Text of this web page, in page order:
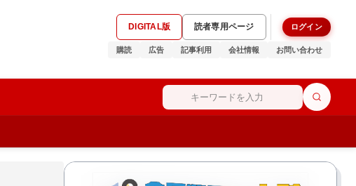
DIGITAL版 読者専用ページ ログイン
購読 広告 記事利用 会社情報 お問い合わせ